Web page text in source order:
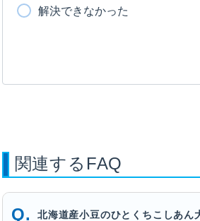
解決できなかった
関連するFAQ
北海道産小豆のひとくちこしあん